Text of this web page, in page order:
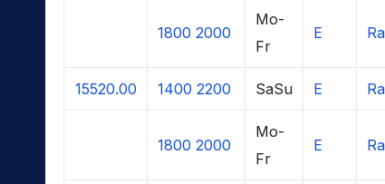
1800 2000
Mo-
Fr
E
15520.00 1400 2200 SaSu E
1800 2000
Mo-
Fr
E